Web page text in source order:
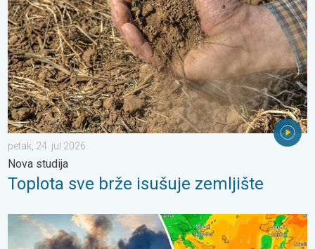
petak, 24. jul 2026.
Nova studija
Toplota sve brže isušuje zemljište
Šumski požari besne na jugoistoku Evrope. Vrućina i jaki